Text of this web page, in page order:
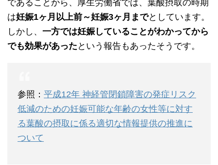
であることから、厚生労働省では、葉酸摂取の時期
は妊娠1ヶ月以上前～妊娠3ヶ月までとしています。
しかし、 一方では妊娠していることがわかってから
でも効果があった という報告もあったそうです。
参照： 平成12年 神経管閉鎖障害の発症リスク
低減のための妊娠可能な年齢の女性等に対す
る葉酸の摂取に係る適切な情報提供の推進に
ついて